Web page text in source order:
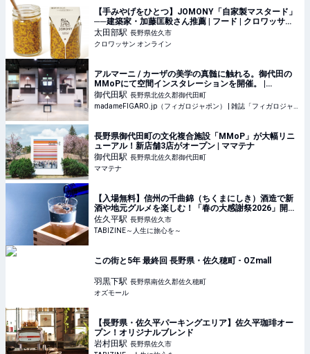
【手みやげをひとつ】JOMONY「自家製マスタード」
──建築家・加藤匡毅さん推薦 | フード | クロワッサン
オンライン
太田部駅 長野県佐久市
クロワッサン オンライン
アルマーニ / カーザの美学の真髄に触れる。御代田の
MMoPにて空間インスタレーションを開催。 |
madameFIGARO.jp（フィガロジャポン）
御代田駅 長野県北佐久郡御代田町
長野県御代田町の文化複合施設「MMoP」が大幅リニ
ューアル！新店舗3店がオープン | ママテナ
御代田駅 長野県北佐久郡御代田町
ママテナ
【入場無料】信州の千曲錦（ちくまにしき）酒造で新
酒や地元グルメを楽しむ！「春の大感謝祭2026」開催
｜長野県 | TABIZINE～人生に旅心を～
佐久平駅 長野県佐久市
TABIZINE～人生に旅心を～
この街と5年 最終回 長野県・佐久穂町 - OZmall
羽黒下駅 長野県南佐久郡佐久穂町
オズモール
【長野県・佐久平パーキングエリア】佐久平珈琲オー
プン！オリジナルブレンド
岩村田駅 長野県佐久市